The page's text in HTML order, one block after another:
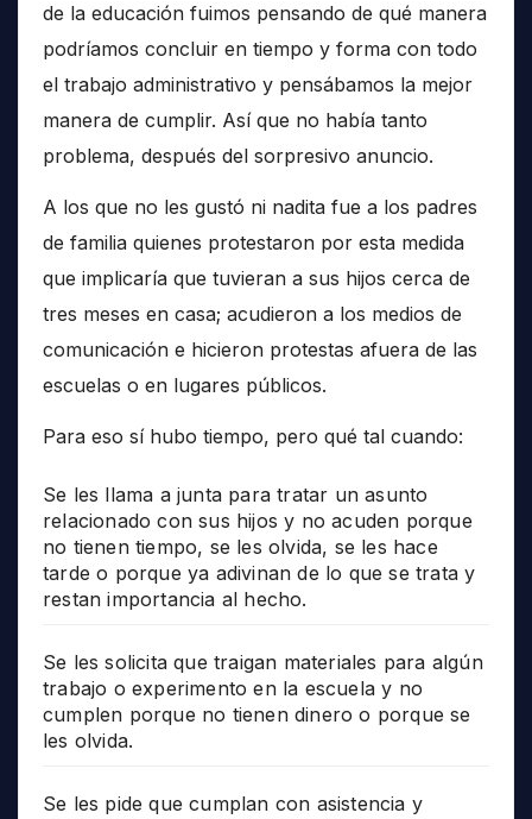
de la educación fuimos pensando de qué manera
podríamos concluir en tiempo y forma con todo
el trabajo administrativo y pensábamos la mejor
manera de cumplir. Así que no había tanto
problema, después del sorpresivo anuncio.
A los que no les gustó ni nadita fue a los padres
de familia quienes protestaron por esta medida
que implicaría que tuvieran a sus hijos cerca de
tres meses en casa; acudieron a los medios de
comunicación e hicieron protestas afuera de las
escuelas o en lugares públicos.
Para eso sí hubo tiempo, pero qué tal cuando:
Se les llama a junta para tratar un asunto
relacionado con sus hijos y no acuden porque
no tienen tiempo, se les olvida, se les hace
tarde o porque ya adivinan de lo que se trata y
restan importancia al hecho.
Se les solicita que traigan materiales para algún
trabajo o experimento en la escuela y no
cumplen porque no tienen dinero o porque se
les olvida.
Se les pide que cumplan con asistencia y